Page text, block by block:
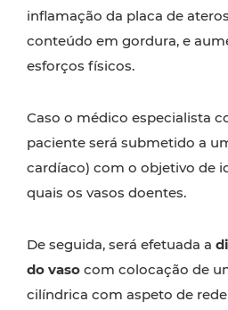
inflamação da placa de
conteúdo em gordura, e
esforços físicos.
Caso o médico especialista
paciente será submetido a
cardíaco) com o objetivo de
quais os vasos doentes.
De seguida, será efetuada a
do vaso com colocação de
cilíndrica com aspeto de